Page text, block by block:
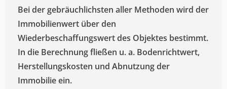
Bei der gebräuchlichsten aller Methoden wird der
Immobilienwert über den
Wiederbeschaffungswert des Objektes bestimmt.
In die Berechnung fließen u. a. Bodenrichtwert,
Herstellungskosten und Abnutzung der
Immobilie ein.